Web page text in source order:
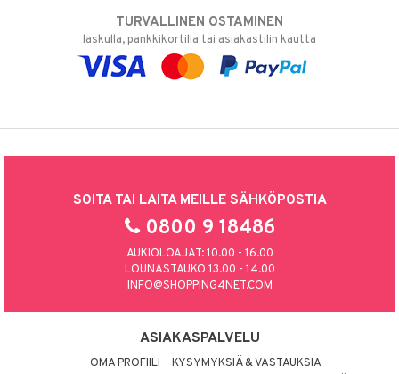
TURVALLINEN OSTAMINEN
laskulla, pankkikortilla tai asiakastilin kautta
SOITA TAI LAITA MEILLE SÄHKÖPOSTIA
0800 9 18486
AUKIOLOAJAT: 10.00 - 16.00
LOUNASTAUKO 13.00 - 14.00
INFO@SHOPPING4NET.COM
ASIAKASPALVELU
OMA PROFIILI
KYSYMYKSIÄ & VASTAUKSIA